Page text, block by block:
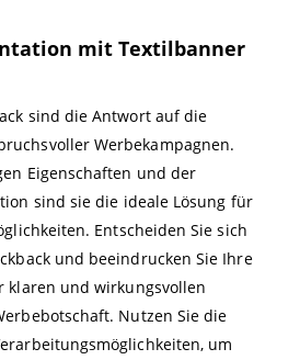
mit Textilbanner
sind die Antwort auf die
Werbekampagnen.
Eigenschaften und der
sind sie die ideale Lösung für
Entscheiden Sie sich
und beeindrucken Sie Ihre
klaren und wirkungsvollen
Nutzen Sie die
um